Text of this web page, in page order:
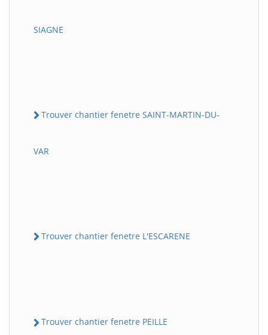
SIAGNE
Trouver chantier fenetre SAINT-MARTIN-DU-
VAR
Trouver chantier fenetre L'ESCARENE
Trouver chantier fenetre PEILLE